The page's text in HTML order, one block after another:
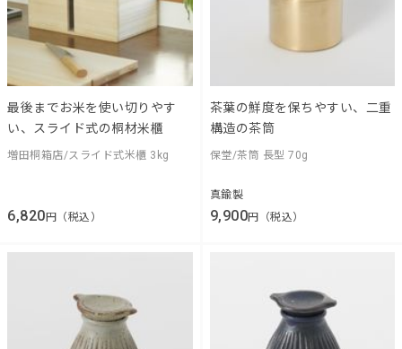
最後までお米を使い切りやす
い、スライド式の桐材米櫃
増田桐箱店/スライド式米櫃 3kg
6,820 円（税込）
茶葉の鮮度を保ちやすい、二重
構造の茶筒
保堂/茶筒 長型 70g
真鍮製
9,900円（税込）